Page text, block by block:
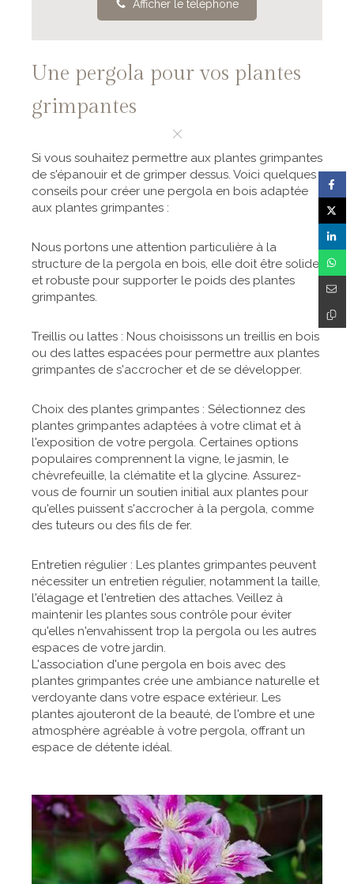
Afficher le téléphone
Une pergola pour vos plantes
grimpantes
Si vous souhaitez permettre aux plantes grimpantes
de s'épanouir et de grimper dessus. Voici quelques
conseils pour créer une pergola en bois adaptée
aux plantes grimpantes :
Nous portons une attention particulière à la
structure de la pergola en bois, elle doit être solide
et robuste pour supporter le poids des plantes
grimpantes.
Treillis ou lattes : Nous choisissons un treillis en bois
ou des lattes espacées pour permettre aux plantes
grimpantes de s'accrocher et de se développer.
Choix des plantes grimpantes : Sélectionnez des
plantes grimpantes adaptées à votre climat et à
l'exposition de votre pergola. Certaines options
populaires comprennent la vigne, le jasmin, le
chèvrefeuille, la clématite et la glycine. Assurez-
vous de fournir un soutien initial aux plantes pour
qu'elles puissent s'accrocher à la pergola, comme
des tuteurs ou des fils de fer.
Entretien régulier : Les plantes grimpantes peuvent
nécessiter un entretien régulier, notamment la taille,
l'élagage et l'entretien des attaches. Veillez à
maintenir les plantes sous contrôle pour éviter
qu'elles n'envahissent trop la pergola ou les autres
espaces de votre jardin.
L'association d'une pergola en bois avec des
plantes grimpantes crée une ambiance naturelle et
verdoyante dans votre espace extérieur. Les
plantes ajouteront de la beauté, de l'ombre et une
atmosphère agréable à votre pergola, offrant un
espace de détente idéal.